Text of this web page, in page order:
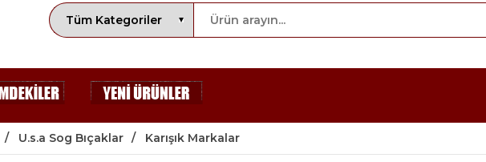
U.s.a Sog Bıçaklar Karışık Markalar